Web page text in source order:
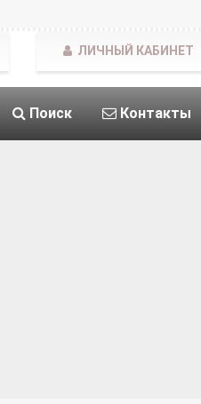
Поиск Контакты
ЛИЧНЫЙ КАБИНЕТ